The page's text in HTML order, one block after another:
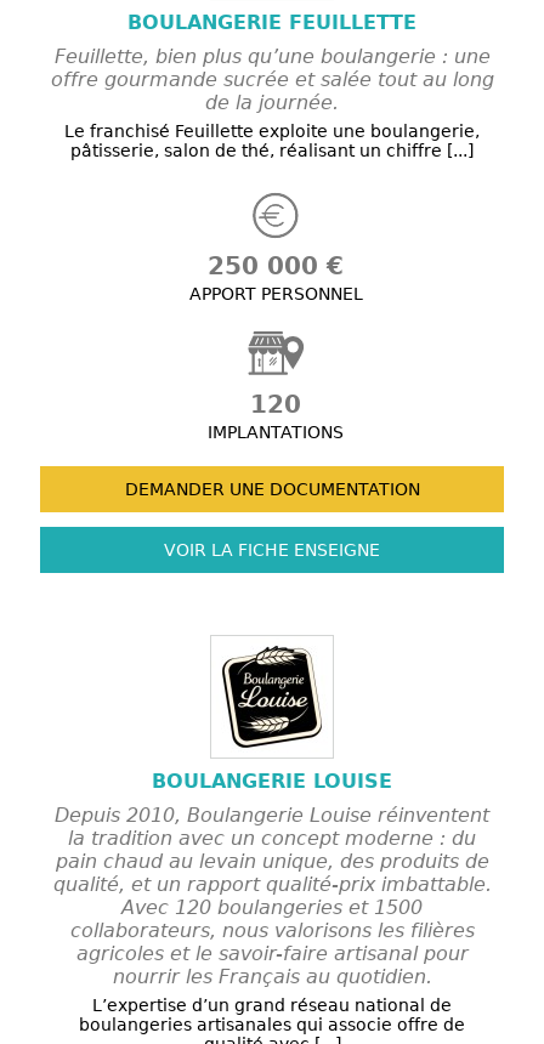
BOULANGERIE FEUILLETTE
Feuillette, bien plus qu’une boulangerie : une
offre gourmande sucrée et salée tout au long
de la journée.
Le franchisé Feuillette exploite une boulangerie,
pâtisserie, salon de thé, réalisant un chiffre [...]
250 000 €
APPORT PERSONNEL
120
IMPLANTATIONS
DEMANDER UNE DOCUMENTATION
VOIR LA FICHE ENSEIGNE
BOULANGERIE LOUISE
Depuis 2010, Boulangerie Louise réinventent
la tradition avec un concept moderne : du
pain chaud au levain unique, des produits de
qualité, et un rapport qualité-prix imbattable.
Avec 120 boulangeries et 1500
collaborateurs, nous valorisons les filières
agricoles et le savoir-faire artisanal pour
nourrir les Français au quotidien.
L’expertise d’un grand réseau national de
boulangeries artisanales qui associe offre de